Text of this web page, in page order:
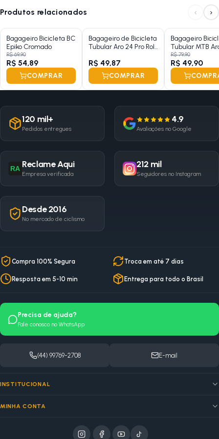
Produtos relacionados ‹ ›
Bagageiro Bicicleta BC
Epiko Cromado
R$ 69,90
R$ 54,89
COMPRAR
Bagageiro de Bicicleta
Tubular Aro 24 Pro Roll
R$ 49,87
COMPRAR
Bagageiro
Tubular MTB
Diniz Cromado
R$ 79,90
R$ 49,90
120 mil+
Pedidos entregues
4.9
Avaliações no Google
RA Reclame Aqui
Empresa verificada
212 mil
Seguidores no Instagram
Desde 2016
No mercado de ciclismo
Compra 100% Segura Troca em até 7 dias
Resposta em 5-10 min Entrega para todo o Brasil
Precisa de ajuda?
Fale conosco no WhatsApp
(44) 99769-2708 E-mail
INSTITUCIONAL
MINHA CONTA